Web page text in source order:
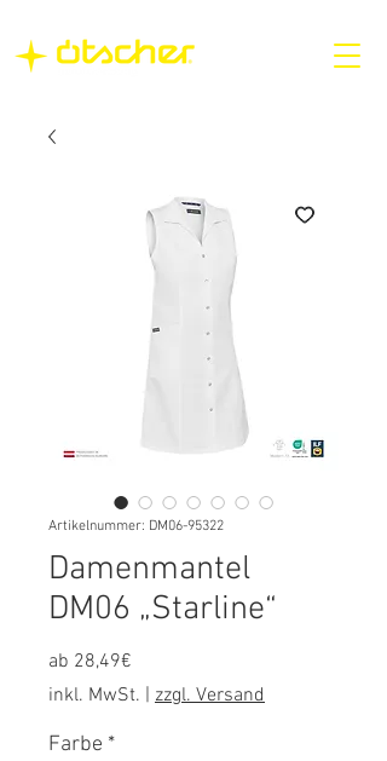
Artikelnummer: DM06-95322
Damenmantel
DM06 „Starline“
ab 28,49€
Preis
inkl. MwSt. zzgl. Versand
Farbe *